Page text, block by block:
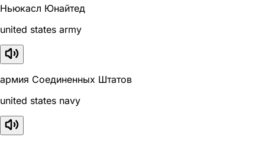
Ньюкасл Юнайтед
united states army
армия Соединенных Штатов
united states navy